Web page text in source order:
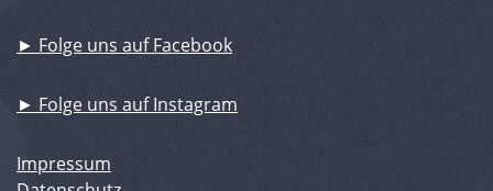
► Folge uns auf Facebook
► Folge uns auf Instagram
Impressum